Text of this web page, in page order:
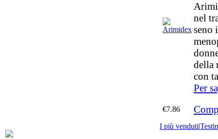
nel
seno
della
con
Per
€7.86
I più venduti|